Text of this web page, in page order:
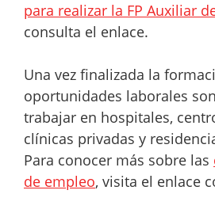
para realizar la FP Auxiliar
consulta el enlace.
Una vez finalizada la
oportunidades laborales
trabajar en hospitales,
clínicas privadas y
Para conocer más sobre las
de empleo, visita el enlace